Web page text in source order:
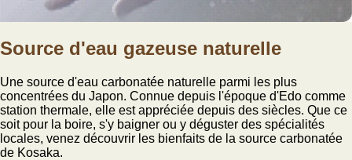
Source d'eau gazeuse naturelle
Une source d'eau carbonatée naturelle parmi les plus
concentrées du Japon. Connue depuis l'époque d'Edo comme
station thermale, elle est appréciée depuis des siècles. Que ce
soit pour la boire, s'y baigner ou y déguster des spécialités
locales, venez découvrir les bienfaits de la source carbonatée
de Kosaka.